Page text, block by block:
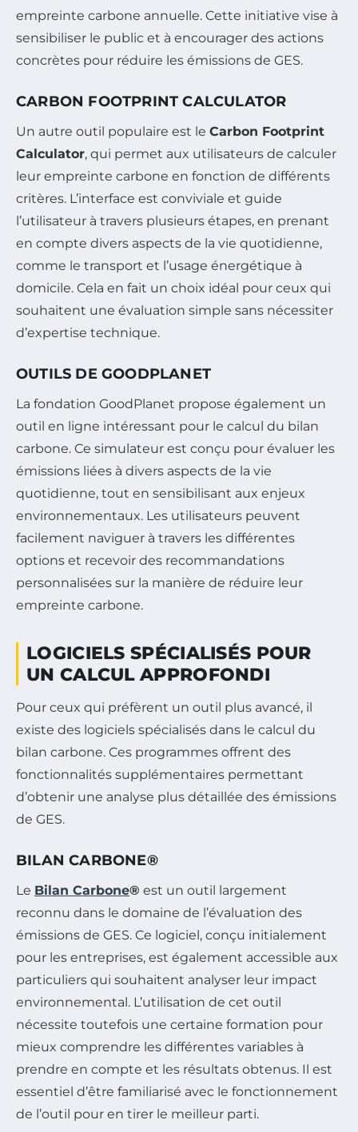
empreinte carbone annuelle. Cette initiative vise à
sensibiliser le public et à encourager des actions
concrètes pour réduire les émissions de GES.
CARBON FOOTPRINT CALCULATOR
Un autre outil populaire est le Carbon Footprint
Calculator, qui permet aux utilisateurs de calculer
leur empreinte carbone en fonction de différents
critères. L’interface est conviviale et guide
l’utilisateur à travers plusieurs étapes, en prenant
en compte divers aspects de la vie quotidienne,
comme le transport et l’usage énergétique à
domicile. Cela en fait un choix idéal pour ceux qui
souhaitent une évaluation simple sans nécessiter
d’expertise technique.
OUTILS DE GOODPLANET
La fondation GoodPlanet propose également un
outil en ligne intéressant pour le calcul du bilan
carbone. Ce simulateur est conçu pour évaluer les
émissions liées à divers aspects de la vie
quotidienne, tout en sensibilisant aux enjeux
environnementaux. Les utilisateurs peuvent
facilement naviguer à travers les différentes
options et recevoir des recommandations
personnalisées sur la manière de réduire leur
empreinte carbone.
LOGICIELS SPÉCIALISÉS POUR
UN CALCUL APPROFONDI
Pour ceux qui préfèrent un outil plus avancé, il
existe des logiciels spécialisés dans le calcul du
bilan carbone. Ces programmes offrent des
fonctionnalités supplémentaires permettant
d’obtenir une analyse plus détaillée des émissions
de GES.
BILAN CARBONE®
Le Bilan Carbone® est un outil largement
reconnu dans le domaine de l’évaluation des
émissions de GES. Ce logiciel, conçu initialement
pour les entreprises, est également accessible aux
particuliers qui souhaitent analyser leur impact
environnemental. L’utilisation de cet outil
nécessite toutefois une certaine formation pour
mieux comprendre les différentes variables à
prendre en compte et les résultats obtenus. Il est
essentiel d’être familiarisé avec le fonctionnement
de l’outil pour en tirer le meilleur parti.